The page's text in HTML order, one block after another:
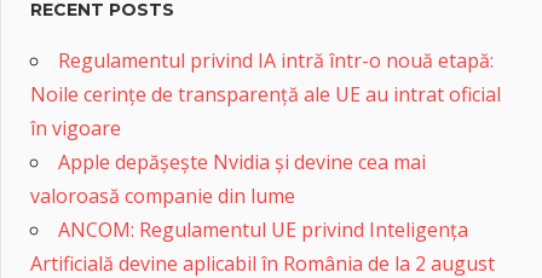
RECENT POSTS
Regulamentul privind IA intră într-o nouă etapă:
Noile cerințe de transparență ale UE au intrat oficial
în vigoare
Apple depășește Nvidia și devine cea mai
valoroasă companie din lume
ANCOM: Regulamentul UE privind Inteligența
Artificială devine aplicabil în România de la 2 august